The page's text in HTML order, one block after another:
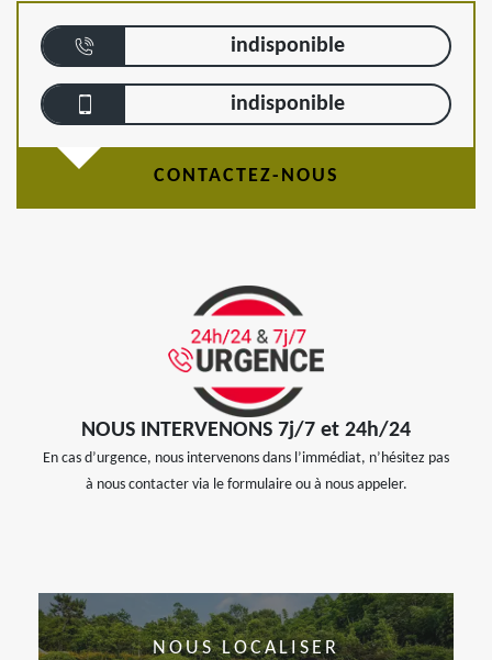
indisponible
indisponible
CONTACTEZ-NOUS
NOUS INTERVENONS 7j/7 et 24h/24
En cas d’urgence, nous intervenons dans l’immédiat, n’hésitez pas
à nous contacter via le formulaire ou à nous appeler.
NOUS LOCALISER